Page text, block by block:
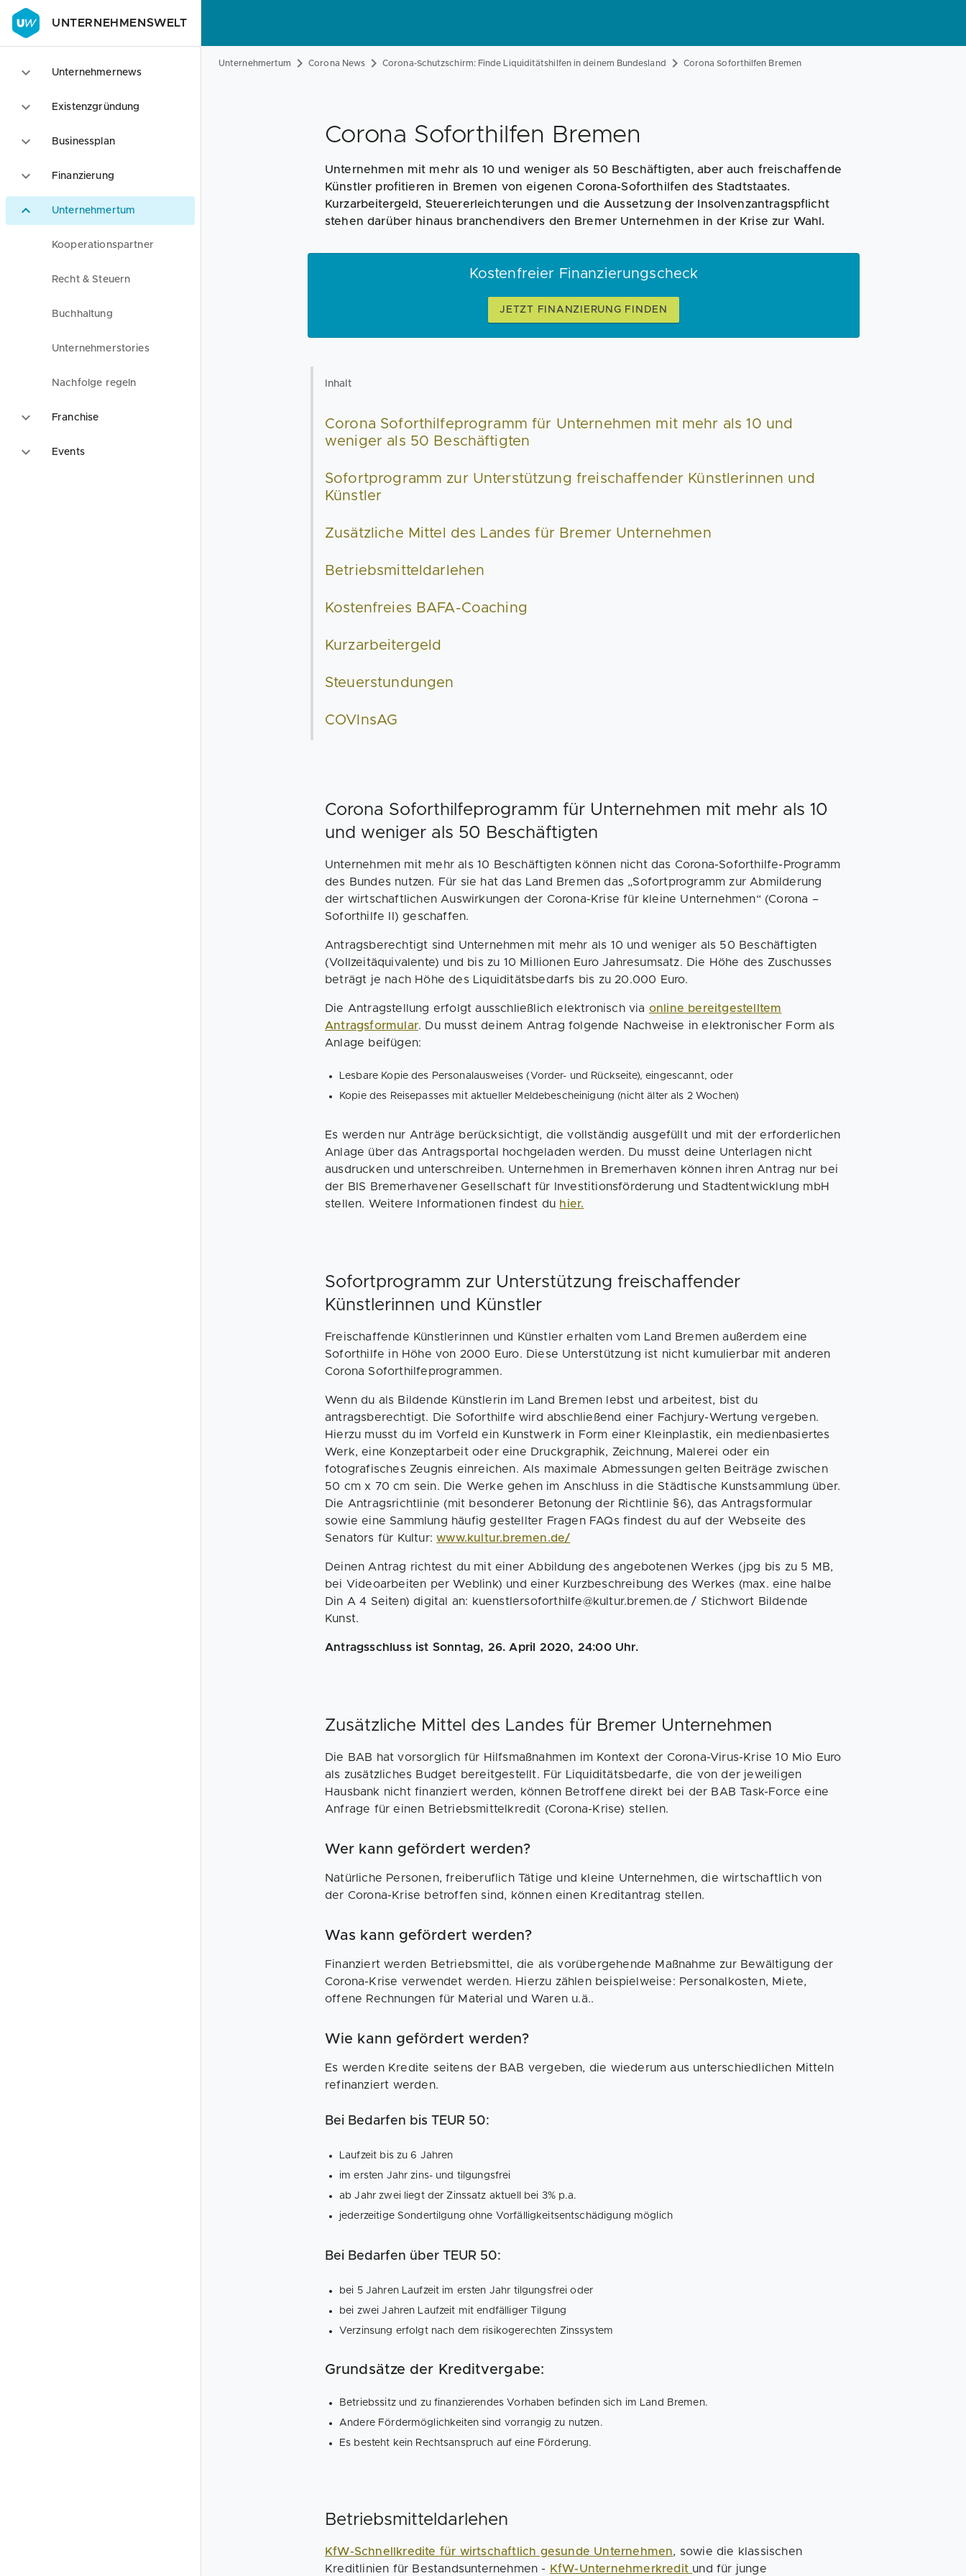
UNTERNEHMENSWELT
Unternehmernews
Existenzgründung
Businessplan
Finanzierung
Unternehmertum
Kooperationspartner
Recht & Steuern
Buchhaltung
Unternehmerstories
Nachfolge regeln
Franchise
Events
Unternehmertum Corona News Corona-Schutzschirm: Finde Liquiditätshilfen in deinem Bundesland Corona Soforthilfen Bremen
Corona Soforthilfen Bremen
Unternehmen mit mehr als 10 und weniger als 50 Beschäftigten, aber auch freischaffende
Künstler profitieren in Bremen von eigenen Corona-Soforthilfen des Stadtstaates.
Kurzarbeitergeld, Steuererleichterungen und die Aussetzung der Insolvenzantragspflicht
stehen darüber hinaus branchendivers den Bremer Unternehmen in der Krise zur Wahl.
Kostenfreier Finanzierungscheck
JETZT FINANZIERUNG FINDEN
Inhalt
Corona Soforthilfeprogramm für Unternehmen mit mehr als 10 und
weniger als 50 Beschäftigten
Sofortprogramm zur Unterstützung freischaffender Künstlerinnen und
Künstler
Zusätzliche Mittel des Landes für Bremer Unternehmen
Betriebsmitteldarlehen
Kostenfreies BAFA-Coaching
Kurzarbeitergeld
Steuerstundungen
COVInsAG
Corona Soforthilfeprogramm für Unternehmen mit mehr als 10
und weniger als 50 Beschäftigten
Unternehmen mit mehr als 10 Beschäftigten können nicht das Corona-Soforthilfe-Programm
des Bundes nutzen. Für sie hat das Land Bremen das „Sofortprogramm zur Abmilderung
der wirtschaftlichen Auswirkungen der Corona-Krise für kleine Unternehmen“ (Corona –
Soforthilfe II) geschaffen.
Antragsberechtigt sind Unternehmen mit mehr als 10 und weniger als 50 Beschäftigten
(Vollzeitäquivalente) und bis zu 10 Millionen Euro Jahresumsatz. Die Höhe des Zuschusses
beträgt je nach Höhe des Liquiditätsbedarfs bis zu 20.000 Euro.
Die Antragstellung erfolgt ausschließlich elektronisch via online bereitgestelltem
Antragsformular. Du musst deinem Antrag folgende Nachweise in elektronischer Form als
Anlage beifügen:
Lesbare Kopie des Personalausweises (Vorder- und Rückseite), eingescannt, oder
Kopie des Reisepasses mit aktueller Meldebescheinigung (nicht älter als 2 Wochen)
Es werden nur Anträge berücksichtigt, die vollständig ausgefüllt und mit der erforderlichen
Anlage über das Antragsportal hochgeladen werden. Du musst deine Unterlagen nicht
ausdrucken und unterschreiben. Unternehmen in Bremerhaven können ihren Antrag nur bei
der BIS Bremerhavener Gesellschaft für Investitionsförderung und Stadtentwicklung mbH
stellen. Weitere Informationen findest du hier.
Sofortprogramm zur Unterstützung freischaffender
Künstlerinnen und Künstler
Freischaffende Künstlerinnen und Künstler erhalten vom Land Bremen außerdem eine
Soforthilfe in Höhe von 2000 Euro. Diese Unterstützung ist nicht kumulierbar mit anderen
Corona Soforthilfeprogrammen.
Wenn du als Bildende Künstlerin im Land Bremen lebst und arbeitest, bist du
antragsberechtigt. Die Soforthilfe wird abschließend einer Fachjury-Wertung vergeben.
Hierzu musst du im Vorfeld ein Kunstwerk in Form einer Kleinplastik, ein medienbasiertes
Werk, eine Konzeptarbeit oder eine Druckgraphik, Zeichnung, Malerei oder ein
fotografisches Zeugnis einreichen. Als maximale Abmessungen gelten Beiträge zwischen
50 cm x 70 cm sein. Die Werke gehen im Anschluss in die Städtische Kunstsammlung über.
Die Antragsrichtlinie (mit besonderer Betonung der Richtlinie §6), das Antragsformular
sowie eine Sammlung häufig gestellter Fragen FAQs findest du auf der Webseite des
Senators für Kultur:www.kultur.bremen.de/
Deinen Antrag richtest du mit einer Abbildung des angebotenen Werkes (jpg bis zu 5 MB,
bei Videoarbeiten per Weblink) und einer Kurzbeschreibung des Werkes (max. eine halbe
Din A 4 Seiten) digital an: kuenstlersoforthilfe@kultur.bremen.de / Stichwort Bildende
Kunst.
Antragsschluss ist Sonntag, 26. April 2020, 24:00 Uhr.
Zusätzliche Mittel des Landes für Bremer Unternehmen
Die BAB hat vorsorglich für Hilfsmaßnahmen im Kontext der Corona-Virus-Krise 10 Mio Euro
als zusätzliches Budget bereitgestellt. Für Liquiditätsbedarfe, die von der jeweiligen
Hausbank nicht finanziert werden, können Betroffene direkt bei der BAB Task-Force eine
Anfrage für einen Betriebsmittelkredit (Corona-Krise) stellen.
Wer kann gefördert werden?
Natürliche Personen, freiberuflich Tätige und kleine Unternehmen, die wirtschaftlich von
der Corona-Krise betroffen sind, können einen Kreditantrag stellen.
Was kann gefördert werden?
Finanziert werden Betriebsmittel, die als vorübergehende Maßnahme zur Bewältigung der
Corona-Krise verwendet werden. Hierzu zählen beispielweise: Personalkosten, Miete,
offene Rechnungen für Material und Waren u.ä..
Wie kann gefördert werden?
Es werden Kredite seitens der BAB vergeben, die wiederum aus unterschiedlichen Mitteln
refinanziert werden.
Bei Bedarfen bis TEUR 50:
Laufzeit bis zu 6 Jahren
im ersten Jahr zins- und tilgungsfrei
ab Jahr zwei liegt der Zinssatz aktuell bei 3% p.a.
jederzeitige Sondertilgung ohne Vorfälligkeitsentschädigung möglich
Bei Bedarfen über TEUR 50:
bei 5 Jahren Laufzeit im ersten Jahr tilgungsfrei oder
bei zwei Jahren Laufzeit mit endfälliger Tilgung
Verzinsung erfolgt nach dem risikogerechten Zinssystem
Grundsätze der Kreditvergabe:
Betriebssitz und zu finanzierendes Vorhaben befinden sich im Land Bremen.
Andere Fördermöglichkeiten sind vorrangig zu nutzen.
Es besteht kein Rechtsanspruch auf eine Förderung.
Betriebsmitteldarlehen
KfW-Schnellkredite für wirtschaftlich gesunde Unternehmen, sowie die klassischen
Kreditlinien für Bestandsunternehmen -
KfW-Unternehmerkredit und für junge